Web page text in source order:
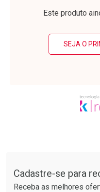
Laboratório
Por R$ 55,99/cada
Por Menos
Este produto
SEJA O
Cadastre-se para
Receba as melhores